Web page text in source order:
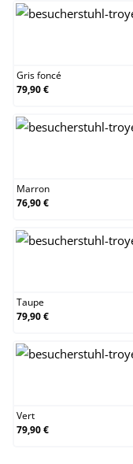
Gris foncé
79,90 €
Marron
76,90 €
Taupe
79,90 €
Vert
79,90 €